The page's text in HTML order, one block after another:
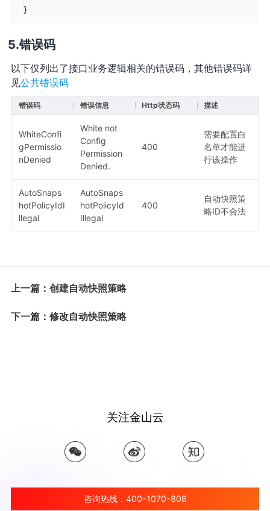
}
错误码
以下仅列出了接口业务逻辑相关的错误码，其他错误码详
见公共错误码
错误码 错误信息 Http状态码 描述
WhiteConfi
gPermissio
nDenied
White not
Config
Permission
Denied.
400
需要配置白
名单才能进
行该操作
AutoSnaps
hotPolicyIdI
llegal
AutoSnaps
hotPolicyId
Illegal
400
自动快照策
略ID不合法
上一篇：创建自动快照策略
下一篇：修改自动快照策略
关注金山云
咨询热线：400-1070-808